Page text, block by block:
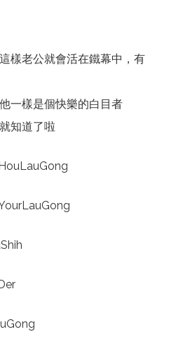
樣老公就會活在鐵幕中，有
一樣是個快樂的白目者
知道了啦